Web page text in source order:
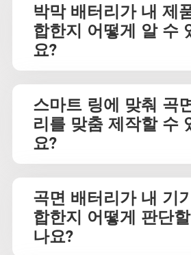
박막 배터리가 내 제
합한지 어떻게 알 수
요?
스마트 링에 맞춰 곡
리를 맞춤 제작할 수
요?
곡면 배터리가 내 기
합한지 어떻게 판단
나요?